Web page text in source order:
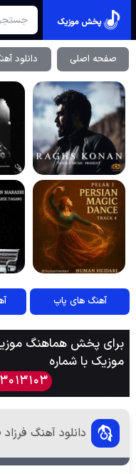
پخش موزیک
صفحه اصلی دانلود
آهنگ های پاپ
برای پخش هماهنگ
موزیک با شماره
دانلود آهنگ